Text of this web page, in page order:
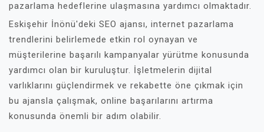
pazarlama hedeflerine ulaşmasına yardımcı olmaktadır.
Eskişehir İnönü'deki SEO ajansı, internet pazarlama
trendlerini belirlemede etkin rol oynayan ve
müşterilerine başarılı kampanyalar yürütme konusunda
yardımcı olan bir kuruluştur. İşletmelerin dijital
varlıklarını güçlendirmek ve rekabette öne çıkmak için
bu ajansla çalışmak, online başarılarını artırma
konusunda önemli bir adım olabilir.